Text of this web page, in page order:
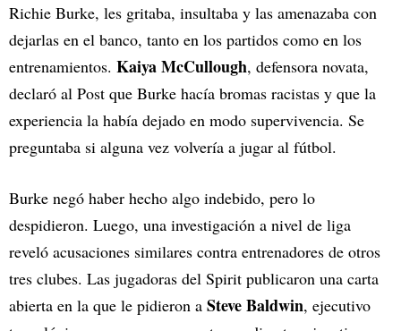
Richie Burke, les gritaba, insultaba y las amenazaba con
dejarlas en el banco, tanto en los partidos como en los
entrenamientos. Kaiya McCullough, defensora novata,
declaró al Post que Burke hacía bromas racistas y que la
experiencia la había dejado en modo supervivencia. Se
preguntaba si alguna vez volvería a jugar al fútbol.
Burke negó haber hecho algo indebido, pero lo
despidieron. Luego, una investigación a nivel de liga
reveló acusaciones similares contra entrenadores de otros
tres clubes. Las jugadoras del Spirit publicaron una carta
abierta en la que le pidieron a Steve Baldwin, ejecutivo